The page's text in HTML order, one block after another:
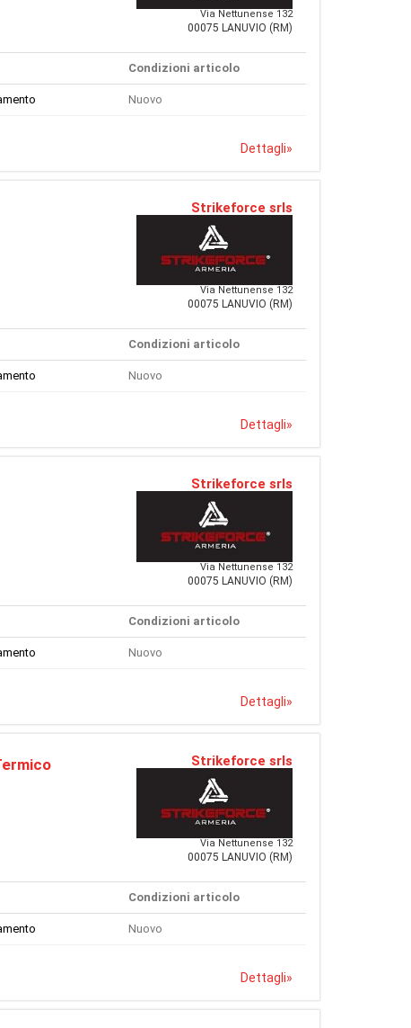
Via Nettunense 132
00075 LANUVIO (RM)
Condizioni articolo
Nuovo
Dettagli»
Strikeforce srls
Via Nettunense 132
00075 LANUVIO (RM)
Condizioni articolo
Nuovo
Dettagli»
Strikeforce srls
Via Nettunense 132
00075 LANUVIO (RM)
Condizioni articolo
Nuovo
Dettagli»
Strikeforce srls
Via Nettunense 132
00075 LANUVIO (RM)
Condizioni articolo
Nuovo
Dettagli»